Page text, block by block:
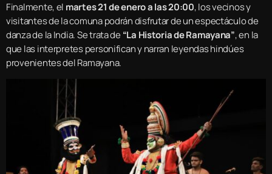
Finalmente, el martes 21 de enero a las 20:00, los vecinos y
visitantes de la comuna podrán disfrutar de un espectáculo de
danza de la India. Se trata de “La Historia de Ramayana”, en la
que las interpretes personifican y narran leyendas hindúes
provenientes del Ramayana.